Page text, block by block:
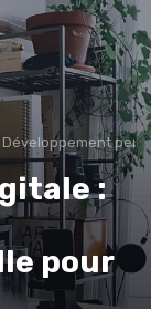
Développement
:
pour